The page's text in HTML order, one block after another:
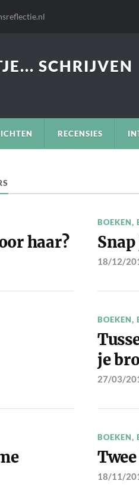
SCHRIJVEN
RECENSIES
haar?
BOEKEN,
18/12/
BOEKEN,
je
27/03/
BOEKEN,
18/11/